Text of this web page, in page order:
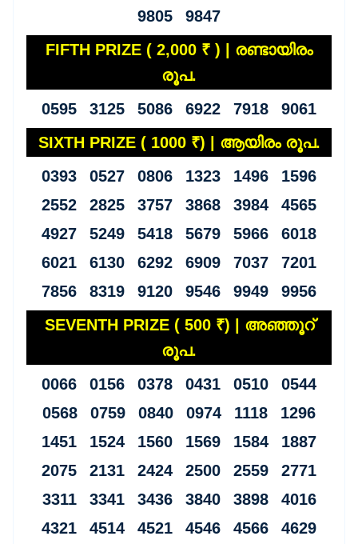
9805 9847
FIFTH PRIZE ( 2,000 ₹ ) | രണ്ടായിരം
രൂപ.
0595 3125 5086 6922 7918 9061
SIXTH PRIZE ( 1000 ₹) | ആയിരം രൂപ.
0393 0527 0806 1323 1496 1596
2552 2825 3757 3868 3984 4565
4927 5249 5418 5679 5966 6018
6021 6130 6292 6909 7037 7201
7856 8319 9120 9546 9949 9956
SEVENTH PRIZE ( 500 ₹) | അഞ്ഞൂറ്
രൂപ.
0066 0156 0378 0431 0510 0544
0568 0759 0840 0974 1118 1296
1451 1524 1560 1569 1584 1887
2075 2131 2424 2500 2559 2771
3311 3341 3436 3840 3898 4016
4321 4514 4521 4546 4566 4629